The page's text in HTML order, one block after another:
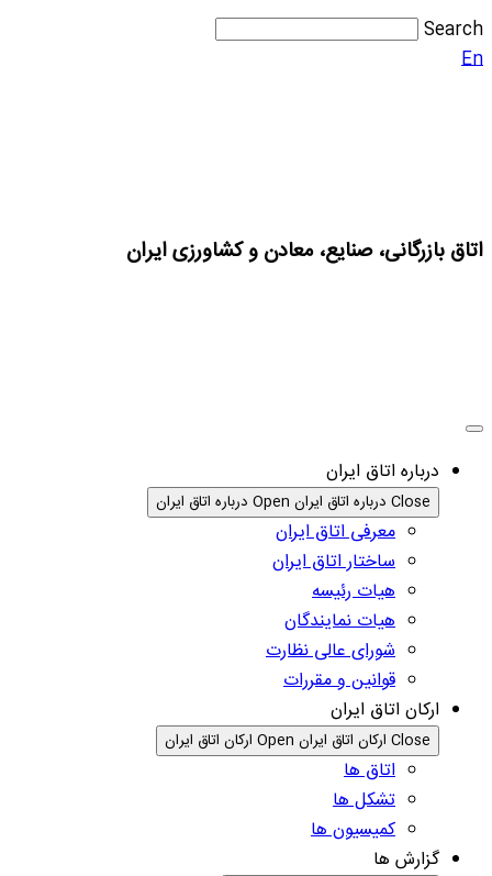
Search
En
اتاق بازرگانی، صنایع، معادن و کشاورزی ایران
درباره اتاق ایران
Close درباره اتاق ایران Open درباره اتاق ایران
معرفی اتاق ایران
ساختار اتاق ایران
هیات رئیسه
هیات نمایندگان
شورای عالی نظارت
قوانین و مقررات
ارکان اتاق ایران
Close ارکان اتاق ایران Open ارکان اتاق ایران
اتاق ها
تشکل ها
کمیسیون ها
گزارش ها